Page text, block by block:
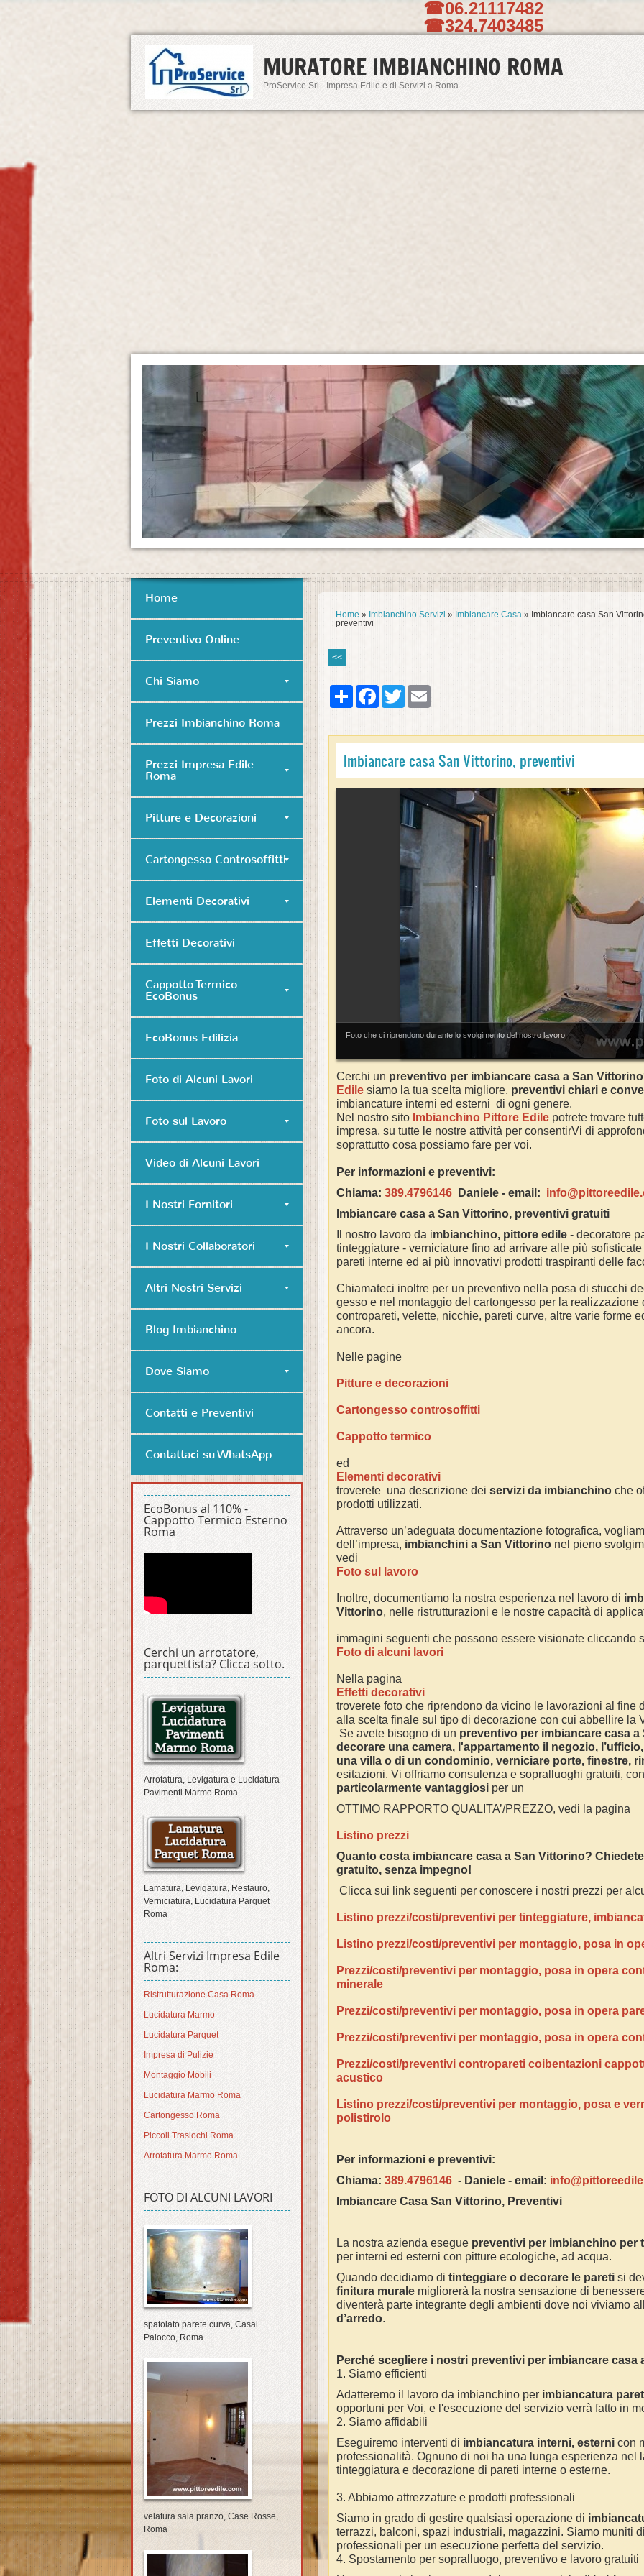
☎06.21117482
☎324.7403485
MURATORE IMBIANCHINO ROMA
ProService Srl - Impresa Edile e di Servizi a Roma
Home » Imbianchino Servizi » Imbiancare Casa » Imbiancare casa San
preventivi
<<
Share FacebookTwitter
Imbiancare casa San Vittorino, preventivi
Foto che ci riprendono durante lo svolgimento del nostro lavoro
Cerchi un preventivo per imbiancare casa a San Vittorino
Edile siamo la tua scelta migliore, preventivi chiari e
imbiancature interni ed esterni di ogni genere.
Nel nostro sito Imbianchino Pittore Edile potrete trovare
impresa, su tutte le nostre attività per consentirVi di
soprattutto cosa possiamo fare per voi.
Per informazioni e preventivi:
Chiama: 389.4796146 Daniele - email:
Imbiancare casa a San Vittorino, preventivi gratuiti
Il nostro lavoro da imbianchino, pittore edile - decoratore
tinteggiature - verniciature fino ad arrivare alle più
pareti interne ed ai più innovativi prodotti traspiranti delle
Chiamateci inoltre per un preventivo nella posa di stucchi
gesso e nel montaggio del cartongesso per la realizzazione
contropareti, velette, nicchie, pareti curve, altre varie forme
ancora.
Nelle pagine
Pitture e decorazioni
Cartongesso controsoffitti
Cappotto termico
ed
Elementi decorativi
troverete una descrizione dei servizi da imbianchino che
prodotti utilizzati.
Attraverso un’adeguata documentazione fotografica,
dell’impresa, imbianchini a San Vittorino nel pieno
vedi
Foto sul lavoro
Inoltre, documentiamo la nostra esperienza nel lavoro di
Vittorino, nelle ristrutturazioni e le nostre capacità di
immagini seguenti che possono essere visionate cliccando
Foto di alcuni lavori
Nella pagina
Effetti decorativi
troverete foto che riprendono da vicino le lavorazioni al fine
alla scelta finale sul tipo di decorazione con cui abbellire la
Se avete bisogno di un preventivo per imbiancare casa a
decorare una camera, l'appartamento il negozio,
una villa o di un condominio, verniciare porte, finestre,
esitazioni. Vi offriamo consulenza e sopralluoghi gratuiti,
particolarmente vantaggiosi per un
OTTIMO RAPPORTO QUALITA’/PREZZO, vedi la pagina
Listino prezzi
Quanto costa imbiancare casa a San Vittorino?
gratuito, senza impegno!
Clicca sui link seguenti per conoscere i nostri prezzi per
Listino prezzi/costi/preventivi per tinteggiature,
Listino prezzi/costi/preventivi per montaggio, posa in
Prezzi/costi/preventivi per montaggio, posa in opera
minerale
Prezzi/costi/preventivi per montaggio, posa in opera
Prezzi/costi/preventivi per montaggio, posa in opera
Prezzi/costi/preventivi contropareti coibentazioni
acustico
Listino prezzi/costi/preventivi per montaggio, posa e
polistirolo
Per informazioni e preventivi:
Chiama: 389.4796146 - Daniele - email:
Imbiancare Casa San Vittorino, Preventivi
La nostra azienda esegue preventivi per imbianchino per
per interni ed esterni con pitture ecologiche, ad acqua.
Quando decidiamo di tinteggiare o decorare le pareti si
finitura murale migliorerà la nostra sensazione di
diventerà parte integrante degli ambienti dove noi viviamo
d’arredo.
Perché scegliere i nostri preventivi per imbiancare casa
1. Siamo efficienti
Adatteremo il lavoro da imbianchino per imbiancatura
opportuni per Voi, e l'esecuzione del servizio verrà fatto in
2. Siamo affidabili
Eseguiremo interventi di imbiancatura interni, esterni con
professionalità. Ognuno di noi ha una lunga esperienza nel
tinteggiatura e decorazione di pareti interne o esterne.
3. Abbiamo attrezzature e prodotti professionali
Siamo in grado di gestire qualsiasi operazione di
terrazzi, balconi, spazi industriali, magazzini. Siamo muniti
professionali per un esecuzione perfetta del servizio.
4. Spostamento per sopralluogo, preventivo e lavoro gratuiti
Home
Preventivo Online
Chi Siamo
Prezzi Imbianchino Roma
Prezzi Impresa Edile
Roma
Pitture e Decorazioni
Cartongesso Controsoffitti
Elementi Decorativi
Effetti Decorativi
Cappotto Termico
EcoBonus
EcoBonus Edilizia
Foto di Alcuni Lavori
Foto sul Lavoro
Video di Alcuni Lavori
I Nostri Fornitori
I Nostri Collaboratori
Altri Nostri Servizi
Blog Imbianchino
Dove Siamo
Contatti e Preventivi
Contattaci su WhatsApp
EcoBonus al 110% -
Cappotto Termico Esterno
Roma
Cerchi un arrotatore,
parquettista? Clicca sotto.
Arrotatura, Levigatura e Lucidatura
Pavimenti Marmo Roma
Lamatura, Levigatura, Restauro,
Verniciatura, Lucidatura Parquet
Roma
Altri Servizi Impresa Edile
Roma:
Ristrutturazione Casa Roma
Lucidatura Marmo
Lucidatura Parquet
Impresa di Pulizie
Montaggio Mobili
Lucidatura Marmo Roma
Cartongesso Roma
Piccoli Traslochi Roma
Arrotatura Marmo Roma
FOTO DI ALCUNI LAVORI
spatolato parete curva, Casal
Palocco, Roma
velatura sala pranzo, Case Rosse,
Roma